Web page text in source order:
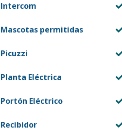
Intercom
Mascotas permitidas
Picuzzi
Planta Eléctrica
Portón Eléctrico
Recibidor